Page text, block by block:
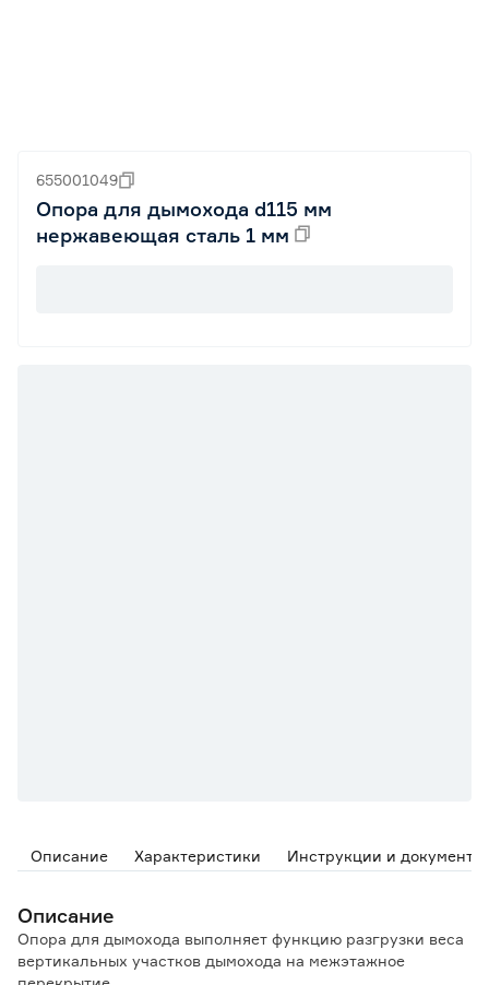
655001049
Опора для дымохода d115 мм
нержавеющая сталь 1 мм
Описание Характеристики Инструкции и документы
Описание
Опора для дымохода выполняет функцию разгрузки веса
вертикальных участков дымохода на межэтажное